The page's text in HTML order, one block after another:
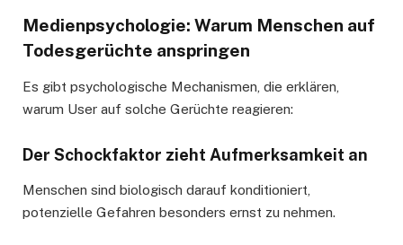
Medienpsychologie: Warum Menschen auf
Todesgerüchte anspringen
Es gibt psychologische Mechanismen, die erklären,
warum User auf solche Gerüchte reagieren:
Der Schockfaktor zieht Aufmerksamkeit an
Menschen sind biologisch darauf konditioniert,
potenzielle Gefahren besonders ernst zu nehmen.